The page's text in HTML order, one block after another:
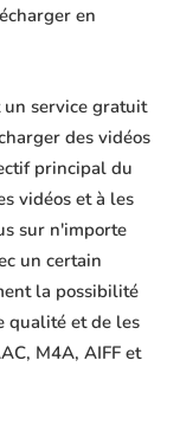
en
service gratuit
des vidéos
principal du
vidéos et à les
sur n'importe
un certain
la possibilité
qualité et de les
M4A, AIFF et